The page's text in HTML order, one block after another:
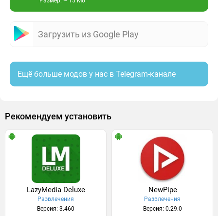
Загрузить из Google Play
Ещё больше модов у нас в Telegram-канале
Рекомендуем установить
LazyMedia Deluxe
Развлечения
Версия: 3.460
NewPipe
Развлечения
Версия: 0.29.0